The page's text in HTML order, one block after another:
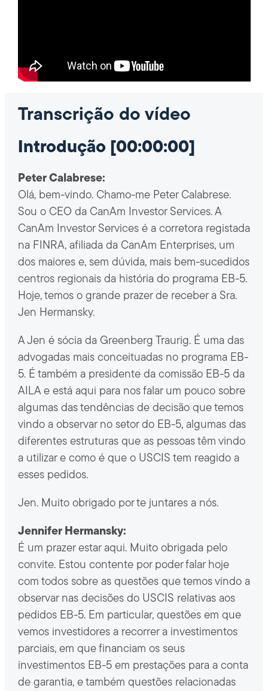
Transcrição do vídeo
Introdução [00:00:00]
Peter Calabrese:
Olá, bem-vindo. Chamo-me Peter Calabrese.
Sou o CEO da CanAm Investor Services. A
CanAm Investor Services é a corretora registada
na FINRA, afiliada da CanAm Enterprises, um
dos maiores e, sem dúvida, mais bem-sucedidos
centros regionais da história do programa EB-5.
Hoje, temos o grande prazer de receber a Sra.
Jen Hermansky.
A Jen é sócia da Greenberg Traurig. É uma das
advogadas mais conceituadas no programa EB-
5. É também a presidente da comissão EB-5 da
AILA e está aqui para nos falar um pouco sobre
algumas das tendências de decisão que temos
vindo a observar no setor do EB-5, algumas das
diferentes estruturas que as pessoas têm vindo
a utilizar e como é que o USCIS tem reagido a
esses pedidos.
Jen. Muito obrigado por te juntares a nós.
Jennifer Hermansky:
É um prazer estar aqui. Muito obrigada pelo
convite. Estou contente por poder falar hoje
com todos sobre as questões que temos vindo a
observar nas decisões do USCIS relativas aos
pedidos EB-5. Em particular, questões em que
vemos investidores a recorrer a investimentos
parciais, em que financiam os seus
investimentos EB-5 em prestações para a conta
de garantia, e também questões relacionadas